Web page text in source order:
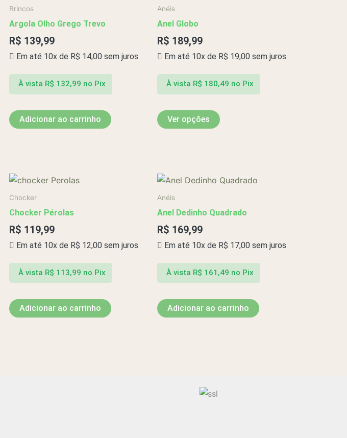
Brincos
Argola Olho Grego Trevo
R$ 139,99
Em até 10x de R$ 14,00 sem juros
À vista R$ 132,99 no Pix
Adicionar ao carrinho
Anéis
Anel Globo
R$ 189,99
Em até 10x de R$ 19,00 sem juros
À vista R$ 180,49 no Pix
Ver opções
As
podem
ser
na
Chocker
Chocker Pérolas
R$ 119,99
Em até 10x de R$ 12,00 sem juros
À vista R$ 113,99 no Pix
Adicionar ao carrinho
Anéis
Anel Dedinho Quadrado
R$ 169,99
Em até 10x de R$ 17,00 sem juros
À vista R$ 161,49 no Pix
Adicionar ao carrinho